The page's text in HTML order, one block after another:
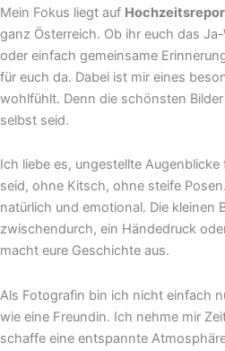
Mein Fokus liegt auf
ganz Österreich. Ob ihr euch das
oder einfach gemeinsame
für euch da. Dabei ist mir eines
wohlfühlt. Denn die schönsten
selbst seid.
Ich liebe es, ungestellte
seid, ohne Kitsch, ohne steife
natürlich und emotional. Die kleinen
zwischendurch, ein Händedruck
macht eure Geschichte aus.
Als Fotografin bin ich nicht einfach
wie eine Freundin. Ich nehme mir
schaffe eine entspannte